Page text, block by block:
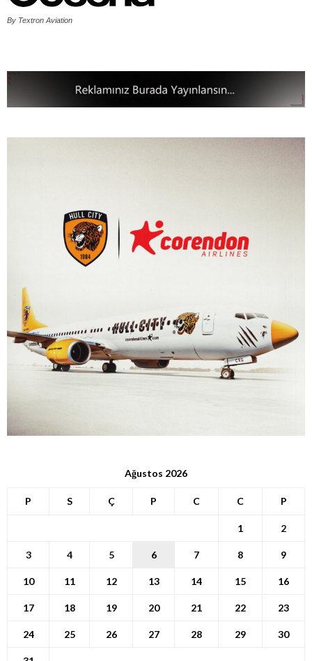
By Textron Aviation
Ağustos 2026
P S Ç P C C P
1 2
3 4 5 6 7 8 9
10 11 12 13 14 15 16
17 18 19 20 21 22 23
24 25 26 27 28 29 30